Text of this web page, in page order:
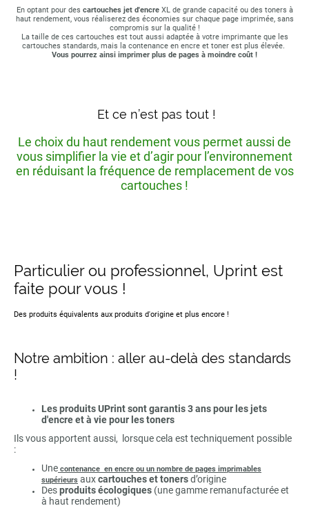
En optant pour des cartouches jet d'encreXL de grande capacité ou des toners à
haut rendement, vous réaliserez des économies sur chaque page imprimée, sans
compromis sur la qualité !
La taille de ces cartouches est tout aussi adaptée à votre imprimante que les
cartouches standards, mais la contenance en encre et toner est plus élevée.
Vous pourrez ainsi imprimer plus de pages à moindre coût !
Et ce n’est pas tout !
Le choix du haut rendement vous permet aussi de
vous simplifier la vie et d’agir pour l’environnement
en réduisant la fréquence de remplacement de vos
cartouches !
Particulier ou professionnel, Uprint est
faite pour vous !
Des produits équivalents aux produits d'origine et plus encore !
Notre ambition : aller au-delà des standards
!
Les produits UPrint sont garantis 3 ans pour les jets
d'encre et à vie pour les toners
Ils vous apportent aussi, lorsque cela est techniquement possible
:
Une contenance en encre ou un nombre de pages imprimables
supérieurs auxcartouches et tonersd’origine
Desproduits écologiques (une gamme remanufacturée et
à haut rendement)